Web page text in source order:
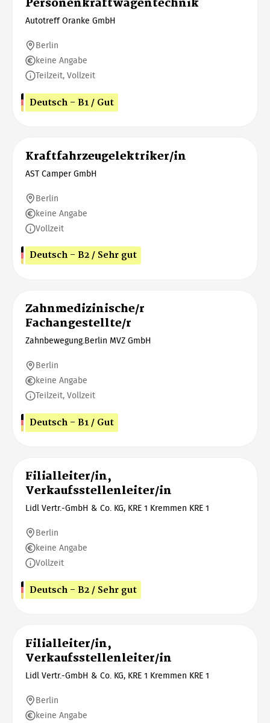
Personenkraftwagentechnik
Autotreff Oranke GmbH
Berlin
keine Angabe
Teilzeit, Vollzeit
Deutsch - B1 / Gut
Kraftfahrzeugelektriker/in
AST Camper GmbH
Berlin
keine Angabe
Vollzeit
Deutsch - B2 / Sehr gut
Zahnmedizinische/r
Fachangestellte/r
Zahnbewegung.Berlin MVZ GmbH
Berlin
keine Angabe
Teilzeit, Vollzeit
Deutsch - B1 / Gut
Filialleiter/in,
Verkaufsstellenleiter/in
Lidl Vertr.-GmbH & Co. KG, KRE 1 Kremmen KRE 1
Berlin
keine Angabe
Vollzeit
Deutsch - B2 / Sehr gut
Filialleiter/in,
Verkaufsstellenleiter/in
Lidl Vertr.-GmbH & Co. KG, KRE 1 Kremmen KRE 1
Berlin
keine Angabe